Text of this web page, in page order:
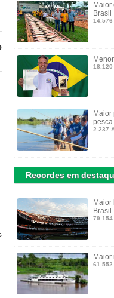
Maior
Brasil
Maior
2.237
Recordes em
Maior
Brasil
Maior